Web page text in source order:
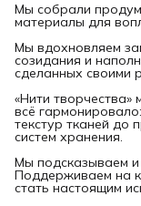
Мы собрали
материалы для
Мы вдохновляем
созидания и
сделанных своими
«Нити творчества»
всё
текстур тканей до
систем хранения.
Мы подсказываем и
Поддерживаем на
стать настоящим